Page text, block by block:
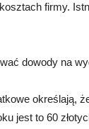
firmy.
dowody na
określają,
jest to 60